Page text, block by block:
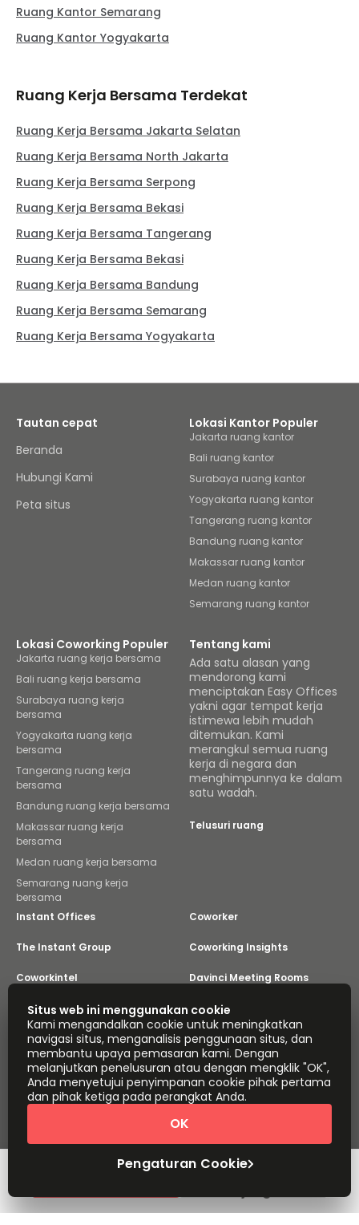
Ruang Kantor Semarang
Ruang Kantor Yogyakarta
Ruang Kerja Bersama Terdekat
Ruang Kerja Bersama Jakarta Selatan
Ruang Kerja Bersama North Jakarta
Ruang Kerja Bersama Serpong
Ruang Kerja Bersama Bekasi
Ruang Kerja Bersama Tangerang
Ruang Kerja Bersama Bekasi
Ruang Kerja Bersama Bandung
Ruang Kerja Bersama Semarang
Ruang Kerja Bersama Yogyakarta
Tautan cepat
Beranda
Hubungi Kami
Peta situs
Lokasi Kantor Populer
Jakarta ruang kantor
Bali ruang kantor
Surabaya ruang kantor
Yogyakarta ruang kantor
Tangerang ruang kantor
Bandung ruang kantor
Makassar ruang kantor
Medan ruang kantor
Semarang ruang kantor
Lokasi Coworking Populer
Jakarta ruang kerja bersama
Bali ruang kerja bersama
Surabaya ruang kerja
bersama
Yogyakarta ruang kerja
bersama
Tangerang ruang kerja
bersama
Bandung ruang kerja bersama
Makassar ruang kerja
bersama
Medan ruang kerja bersama
Semarang ruang kerja
bersama
Tentang kami
Ada satu alasan yang
mendorong kami
menciptakan Easy Offices
yakni agar tempat kerja
istimewa lebih mudah
ditemukan. Kami
merangkul semua ruang
kerja di negara dan
menghimpunnya ke dalam
satu wadah.
Telusuri ruang
Instant Offices Coworker
The Instant Group Coworking Insights
Coworkintel Davinci Meeting Rooms
Davinci Virtual Incendium
Yta
Bagian dari
Instant Group
Peta situs Ketentuan
Privasi
Pernyataan Mengenai Perbudakan Modern
Tentang
Hak Cipta © 2026 Easy Offices. Hak cipta dilindungi
Undang-Undang.
Situs web ini menggunakan cookie
Kami mengandalkan cookie untuk meningkatkan
navigasi situs, menganalisis penggunaan situs, dan
membantu upaya pemasaran kami. Dengan
melanjutkan penelusuran atau dengan mengklik "OK",
Anda menyetujui penyimpanan cookie pihak pertama
dan pihak ketiga pada perangkat Anda.
Pengaturan Cookie
OK
Atur jadwal